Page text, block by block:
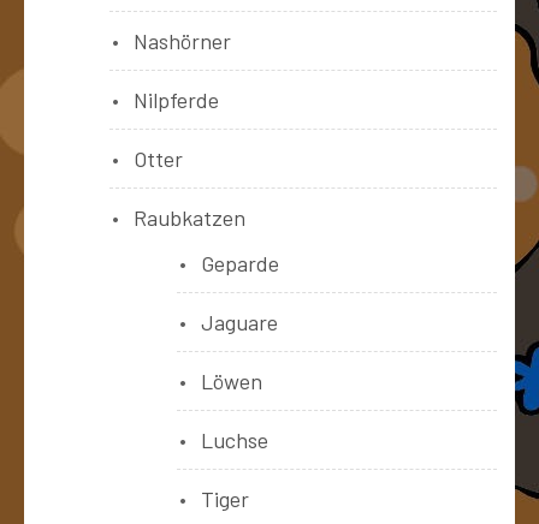
Nashörner
Nilpferde
Otter
Raubkatzen
Geparde
Jaguare
Löwen
Luchse
Tiger